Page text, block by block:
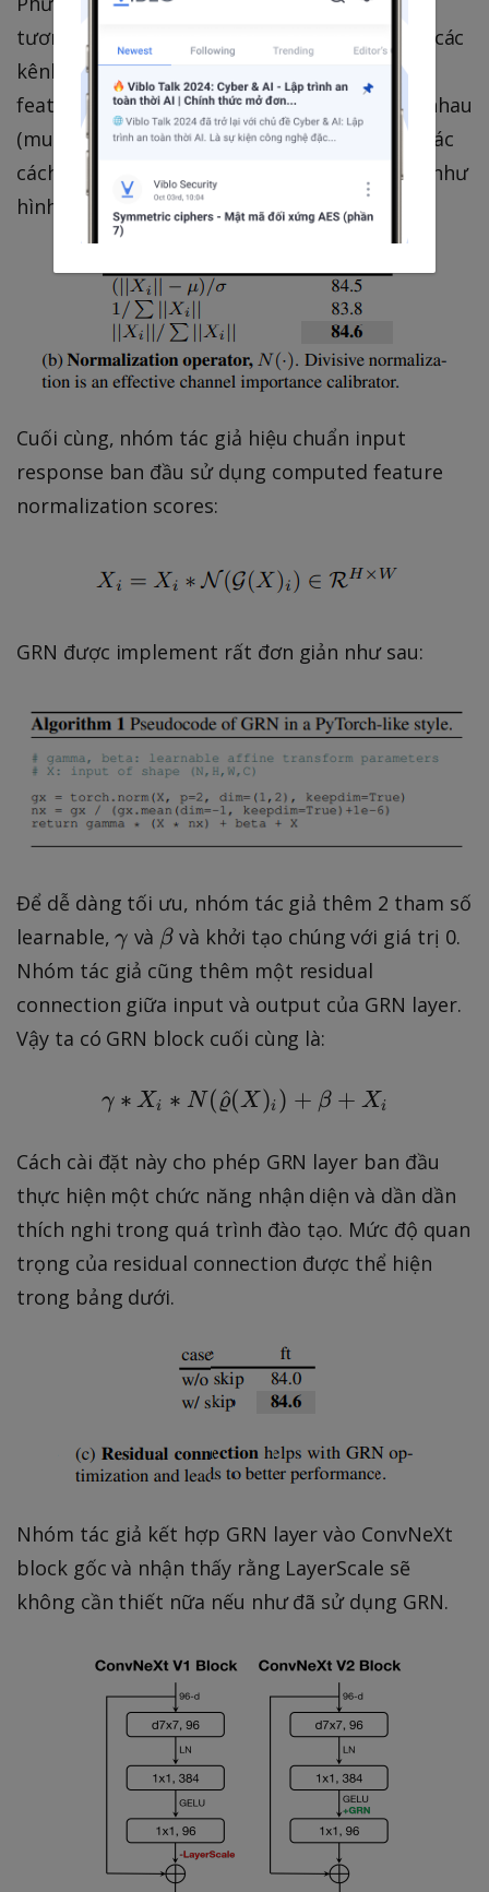
tương đối" (relative importance) so sánh với các
kênh khác. Bước này tạo ra sự cạnh tranh
feature giữa các kênh bằng cách ức chế lẫn nhau
(mutual inhibition). Nhóm tác giả cũng thử các
cách normalization khác nhau và có kết quả như
hình dưới.
Cuối cùng, nhóm tác giả hiệu chuẩn input
response ban đầu sử dụng computed feature
normalization scores:
GRN được implement rất đơn giản như sau:
Để dễ dàng tối ưu, nhóm tác giả thêm 2 tham số
learnable,\
g
a
m
m
γ và \
b
t
a
β và khởi tạo chúng với giá trị 0.
Nhóm tác giả cũng thêm một residual
connection giữa input và output của GRN layer.
Vậy ta có GRN block cuối cùng là:
\gamma * X _ { i } *
γ ∗ Xi ∗ N(ϱ
^(X)i ) + β + Xi
Cách cài đặt này cho phép GRN layer ban đầu
thực hiện một chức năng nhận diện và dần dần
thích nghi trong quá trình đào tạo. Mức độ quan
trọng của residual connection được thể hiện
trong bảng dưới.
Nhóm tác giả kết hợp GRN layer vào ConvNeXt
block gốc và nhận thấy rằng LayerScale sẽ
không cần thiết nữa nếu như đã sử dụng GRN.